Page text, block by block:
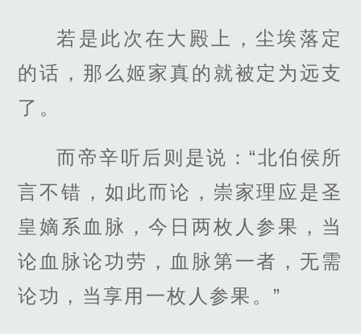
若是此次在大殿上，尘埃落定
的话，那么姬家真的就被定为远支
了。
而帝辛听后则是说：“北伯侯所
言不错，如此而论，崇家理应是圣
皇嫡系血脉，今日两枚人参果，当
论血脉论功劳，血脉第一者，无需
论功，当享用一枚人参果。”